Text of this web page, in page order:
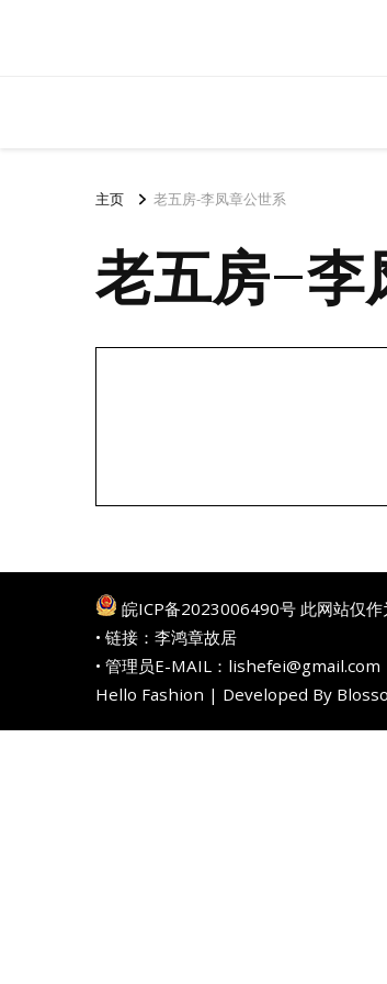
主页 老五房-李凤章公世系
老五房-李
皖ICP备2023006490号 此网站仅
• 链接： 李鸿章故居
• 管理员E-MAIL：lishefei@gmail.com
Hello Fashion | Developed By